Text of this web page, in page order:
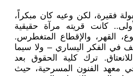
فقيرة، لكن وعيه كان مبكراً،
كانت قريته مرآة حقيقية
القهر، والإقطاع المتغطرس.
في الفكر اليساري – ولا سيما
ترك كلية الحقوق بعد
معهد الفنون المسرحية، حيث